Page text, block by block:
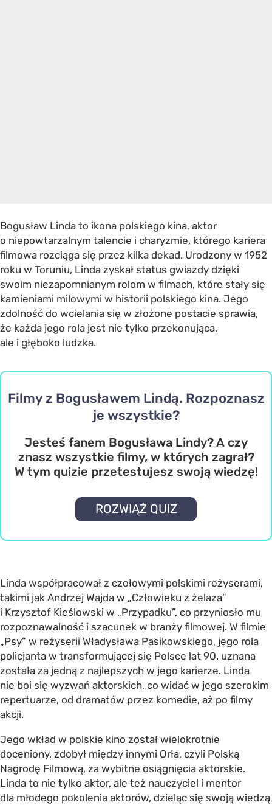
Bogusław Linda to ikona polskiego kina, aktor
o niepowtarzalnym talencie i charyzmie, którego kariera
filmowa rozciąga się przez kilka dekad. Urodzony w 1952
roku w Toruniu, Linda zyskał status gwiazdy dzięki
swoim niezapomnianym rolom w filmach, które stały się
kamieniami milowymi w historii polskiego kina. Jego
zdolność do wcielania się w złożone postacie sprawia,
że każda jego rola jest nie tylko przekonująca,
ale i głęboko ludzka.
Filmy z Bogusławem Lindą. Rozpoznasz
je wszystkie?
Jesteś fanem Bogusława Lindy? A czy
znasz wszystkie filmy, w których zagrał?
W tym quizie przetestujesz swoją wiedzę!
ROZWIĄŻ QUIZ
Linda współpracował z czołowymi polskimi reżyserami,
takimi jak Andrzej Wajda w „Człowieku z żelaza”
i Krzysztof Kieślowski w „Przypadku”, co przyniosło mu
rozpoznawalność i szacunek w branży filmowej. W filmie
„Psy” w reżyserii Władysława Pasikowskiego, jego rola
policjanta w transformującej się Polsce lat 90. uznana
została za jedną z najlepszych w jego karierze. Linda
nie boi się wyzwań aktorskich, co widać w jego szerokim
repertuarze, od dramatów przez komedie, aż po filmy
akcji.
Jego wkład w polskie kino został wielokrotnie
doceniony, zdobył między innymi Orła, czyli Polską
Nagrodę Filmową, za wybitne osiągnięcia aktorskie.
Linda to nie tylko aktor, ale też nauczyciel i mentor
dla młodego pokolenia aktorów, dzieląc się swoją wiedzą